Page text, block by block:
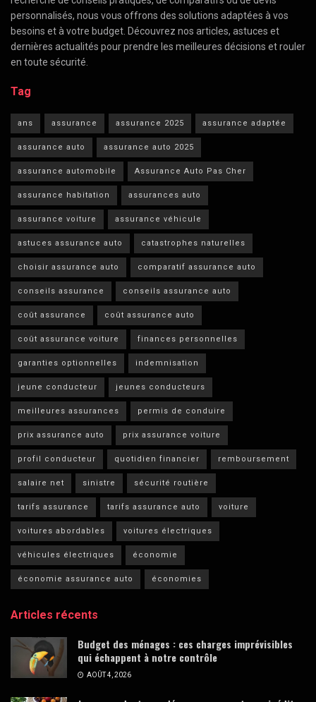
personnalisés, nous vous offrons des solutions adaptées à vos
besoins et à votre budget. Découvrez nos articles, astuces et
dernières actualités pour prendre les meilleures décisions et rouler
en toute sécurité.
Tag
ans assurance assurance 2025 assurance adaptée
assurance auto assurance auto 2025
assurance automobile Assurance Auto Pas Cher
assurance habitation assurances auto
assurance voiture assurance véhicule
astuces assurance auto catastrophes naturelles
choisir assurance auto comparatif assurance auto
conseils assurance conseils assurance auto
coût assurance coût assurance auto
coût assurance voiture finances personnelles
garanties optionnelles indemnisation
jeune conducteur jeunes conducteurs
meilleures assurances permis de conduire
prix assurance auto prix assurance voiture
profil conducteur quotidien financier remboursement
salaire net sinistre sécurité routière
tarifs assurance tarifs assurance auto voiture
voitures abordables voitures électriques
véhicules électriques économie
économie assurance auto économies
Articles récents
Budget des ménages : ces charges imprévisibles
qui échappent à notre contrôle
AOÛT 4, 2026